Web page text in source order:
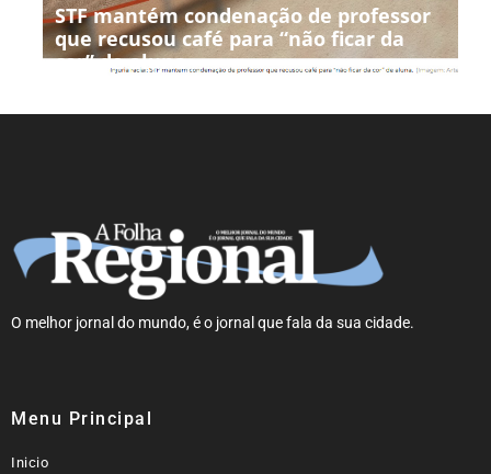
STF mantém condenação de professor
que recusou café para “não ficar da
cor” de aluna
O melhor jornal do mundo, é o jornal que fala da sua cidade.
Menu Principal
Inicio